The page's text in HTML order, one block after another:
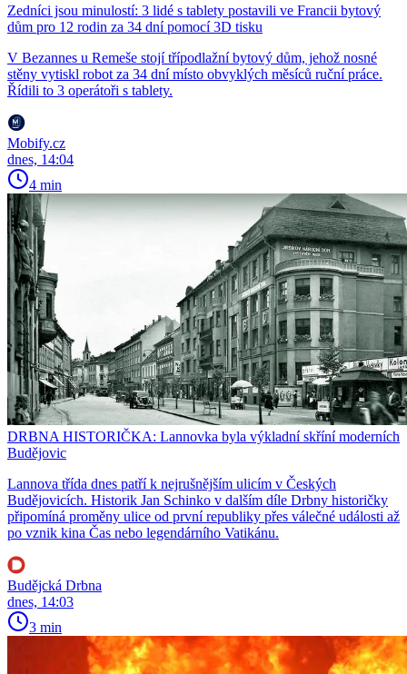
Zedníci jsou minulostí: 3 lidé s tablety postavili ve Francii bytový
dům pro 12 rodin za 34 dní pomocí 3D tisku
V Bezannes u Remeše stojí třípodlažní bytový dům, jehož nosné
stěny vytiskl robot za 34 dní místo obvyklých měsíců ruční práce.
Řídili to 3 operátoři s tablety.
Mobify.cz
dnes, 14:04
4 min
DRBNA HISTORIČKA: Lannovka byla výkladní skříní moderních
Budějovic
Lannova třída dnes patří k nejrušnějším ulicím v Českých
Budějovicích. Historik Jan Schinko v dalším díle Drbny historičky
připomíná proměny ulice od první republiky přes válečné události až
po vznik kina Čas nebo legendárního Vatikánu.
Budějcká Drbna
dnes, 14:03
3 min